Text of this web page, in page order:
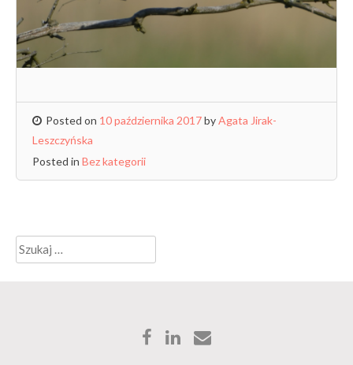
Posted on 10 października 2017byAgata Jirak-
Leszczyńska
Posted in Bez kategorii
Szukaj: